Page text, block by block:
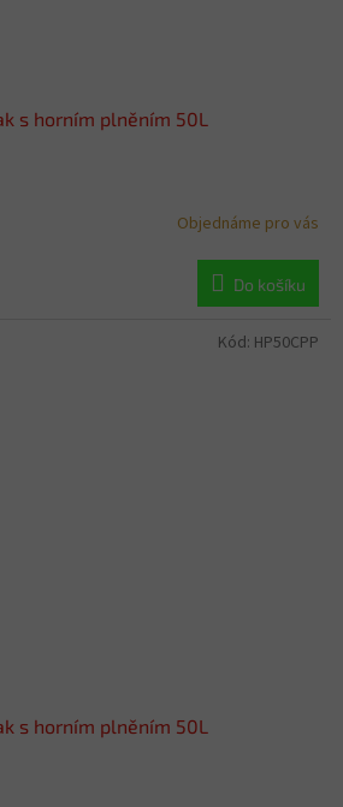
s horním plněním 50L
Objednáme pro vás
Do košíku
s horním plněním 50L
Kód: HP50CPP